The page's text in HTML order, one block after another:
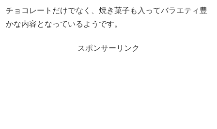
チョコレートだけでなく、焼き菓子も入ってバラエティ豊
かな内容となっているようです。
スポンサーリンク